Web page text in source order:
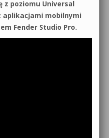
z poziomu Universal
aplikacjami mobilnymi
Fender Studio Pro.